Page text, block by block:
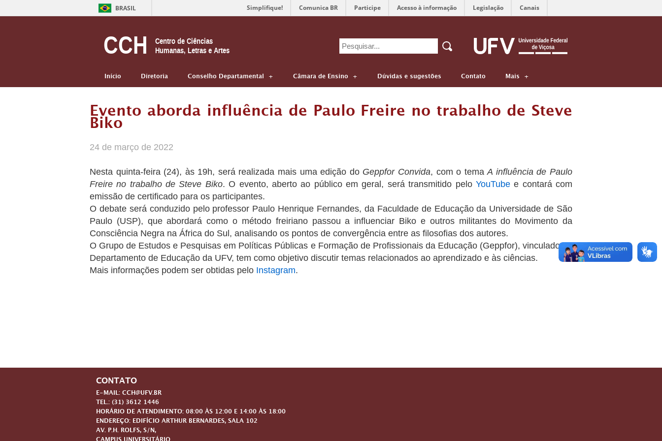
BRASIL Simplifique! Comunica BR Participe Acesso à informação Legislação Canais
CCH
Centro de Ciências
Humanas, Letras e Artes
Search
for:
Início Diretoria Conselho Departamental Câmara de Ensino Dúvidas e sugestões Contato Mais
Evento aborda influência de Paulo Freire no trabalho de Steve
Biko
24 de março de 2022
Nesta quinta-feira (24), às 19h, será realizada mais uma edição do Geppfor Convida, com o temaA influência de Paulo
Freire no trabalho de Steve Biko. O evento, aberto ao público em geral, será transmitido pelo YouTubee contará com
emissão de certificado para os participantes.
O debate será conduzido pelo professor Paulo Henrique Fernandes, da Faculdade de Educação da Universidade de São
Paulo (USP), que abordará como o método freiriano passou a influenciar Biko e outros militantes do Movimento da
Consciência Negra na África do Sul, analisando os pontos de convergência entre as filosofias dos autores.
O Grupo de Estudos e Pesquisas em Políticas Públicas e Formação de Profissionais da Educação (Geppfor), vinculado ao
Departamento de Educação da UFV, tem como objetivo discutir temas relacionados ao aprendizado e às ciências.
Mais informações podem ser obtidas pelo Instagram.
CONTATO
E-MAIL: CCH@UFV.BR
TEL.: (31) 3612 1446
HORÁRIO DE ATENDIMENTO: 08:00 ÀS 12:00 E 14:00 ÀS 18:00
ENDEREÇO: EDIFÍCIO ARTHUR BERNARDES, SALA 102
AV. P.H. ROLFS, S/N,